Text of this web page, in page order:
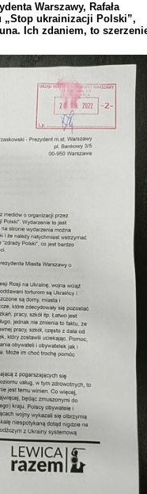
Warszawy, Rafała
„Stop ukrainizacji Polski”,
Ich zdaniem, to
wydarzeń z 1
roku we Lwowie
"Wspólna przestrzeń
Zachodniej Ukrainy"